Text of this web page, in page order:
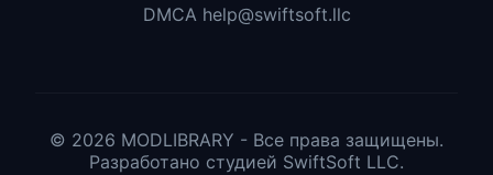
DMCA help@swiftsoft.llc
© 2026 MODLIBRARY - Все права защищены.
Разработано студией SwiftSoft LLC.